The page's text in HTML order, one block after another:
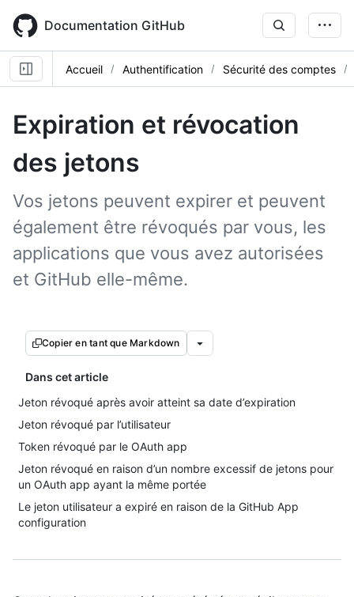
main
content
Documentation GitHub
Accueil Authentification Sécurité des comptes
Expiration et révocation
des jetons
Vos jetons peuvent expirer et peuvent
également être révoqués par vous, les
applications que vous avez autorisées
et GitHub elle-même.
Copier en tant que Markdown
Dans cet article
Jeton révoqué après avoir atteint sa date d’expiration
Jeton révoqué par l’utilisateur
Token révoqué par le OAuth app
Jeton révoqué en raison d’un nombre excessif de jetons pour
un OAuth app ayant la même portée
Le jeton utilisateur a expiré en raison de la GitHub App
configuration